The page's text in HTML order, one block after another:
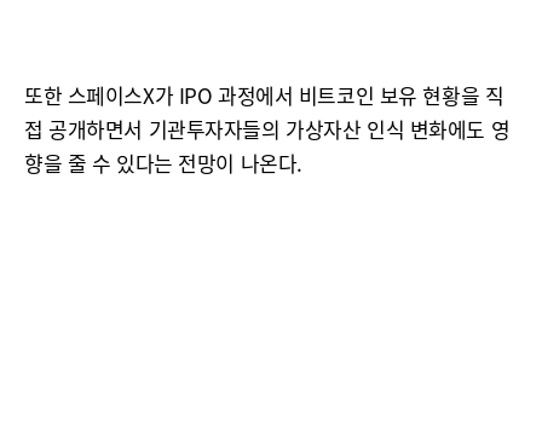
또한 스페이스X가 IPO 과정에서 비트코인 보유 현황을 직
접 공개하면서 기관투자자들의 가상자산 인식 변화에도 영
향을 줄 수 있다는 전망이 나온다.